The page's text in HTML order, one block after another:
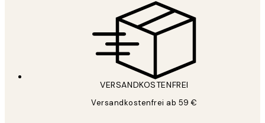
VERSANDKOSTENFREI
Versandkostenfrei ab 59 €